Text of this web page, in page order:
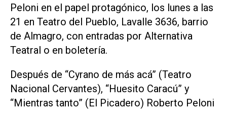
Peloni en el papel protagónico, los lunes a las
21 en Teatro del Pueblo, Lavalle 3636, barrio
de Almagro, con entradas por Alternativa
Teatral o en boletería.
Después de “Cyrano de más acá” (Teatro
Nacional Cervantes), “Huesito Caracú” y
“Mientras tanto” (El Picadero) Roberto Peloni